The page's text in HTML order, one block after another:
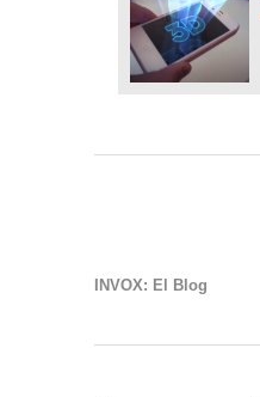
INVOX: El Blog